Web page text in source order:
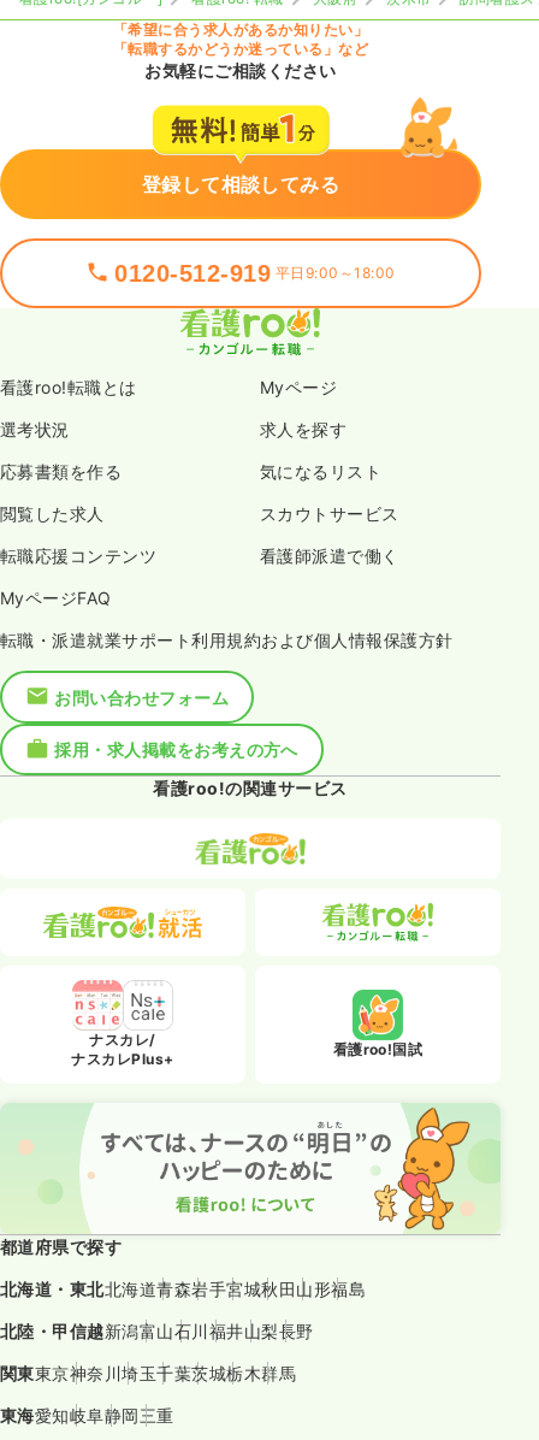
「希望に合う求人があるか知りたい」
「転職するかどうか迷っている」など
お気軽にご相談ください
登録して相談してみる
0120-512-919 平日9:00～18:00
看護roo!転職とは Myページ
選考状況 求人を探す
応募書類を作る 気になるリスト
閲覧した求人 スカウトサービス
転職応援コンテンツ 看護師派遣で働く
MyページFAQ
転職・派遣就業サポート利用規約および個人情報保護方針
お問い合わせフォーム
採用・求人掲載をお考えの方へ
看護roo!の関連サービス
ナスカレ/
ナスカレPlus+
看護roo!国試
都道府県で探す
北海道・東北北海道青森岩手宮城秋田山形福島
北陸・甲信越新潟富山石川福井山梨長野
関東東京神奈川埼玉千葉茨城栃木群馬
東海愛知岐阜静岡三重